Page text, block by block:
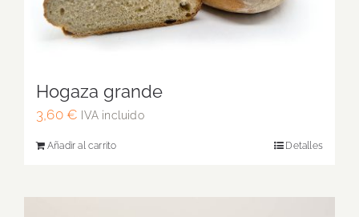
Hogaza grande
3,60 € IVA incluido
Añadir al carrito Detalles